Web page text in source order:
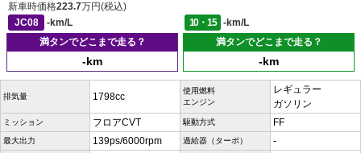
新車時価格223.7万円(税込)
JC08
-km/L 10・15
-km/L
満タンでどこまで走る？
-km
満タンでどこまで走る？
-km
排気量 1798cc
使用燃料
エンジン
レギュラー
ガソリン
ミッション フロアCVT 駆動方式 FF
最大出力 139ps/6000rpm 過給器（ターボ） -